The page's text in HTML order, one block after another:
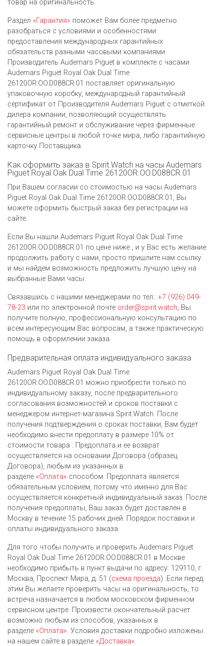
товар на оригинальность.
Раздел «Гарантия» поможет Вам более предметно
разобраться с условиями и особенностями
предоставления международных гарантийных
обязательств разными часовыми компаниями.
Производитель Audemars Piguet в комплекте с часами
Audemars Piguet Royal Oak Dual Time
26120OR.OO.D088CR.01 поставляет оригинальную
упаковочную коробку, международный гарантийный
сертификат от Производителя Audemars Piguet c отметкой
дилера компании, позволяющий осуществлять
гарантийный ремонт и обслуживание через фирменные
сервисные центры в любой точке мира, либо гарантийную
карточку Поставщика.
Как оформить заказ в Spirit.Watch на часы Audemars
Piguet Royal Oak Dual Time 26120OR.OO.D088CR.01
При Вашем согласии со стоимостью на часы Audemars
Piguet Royal Oak Dual Time 26120OR.OO.D088CR.01, Вы
можете оформить быстрый заказ без регистрации на
сайте.
Если Вы нашли Audemars Piguet Royal Oak Dual Time
26120OR.OO.D088CR.01 по цене ниже , и у Вас есть желание
продолжить работу с нами, просто пришлите нам ссылку
и мы найдем возможность предложить лучшую цену на
выбранные Вами часы.
Связавшись с нашими менеджерами по тел.: +7 (926) 049-
78-23 или по электронной почте order@spirit.watch, Вы
получите полную, профессиональную консультацию по
всем интересующим Вас вопросам, а также практическую
помощь в оформлении заказа.
Предварительная оплата индивидуального заказа
Audemars Piguet Royal Oak Dual Time
26120OR.OO.D088CR.01 можно приобрести только по
индивидуальному заказу, после предварительного
согласования возможностей и сроков поставки с
менеджером интернет-магазина Spirit.Watch. После
получения подтверждения о сроках поставки, Вам будет
необходимо внести предоплату в размере 10% от
стоимости товара . Предоплата и ее возврат
осуществляется на основании Договора (образец
Договора), любым из указанных в
разделе «Оплата» способом. Предоплата является
обязательным условием, потому что именно для Вас
осуществляется конкретный индивидуальный заказ. После
получения предоплаты, Ваш заказ будет доставлен в
Москву в течение 15 рабочих дней. Порядок поставки и
оплаты индивидуального заказа.
Для того чтобы получить и проверить Audemars Piguet
Royal Oak Dual Time 26120OR.OO.D088CR.01 в Москве
необходимо прибыть в пункт выдачи по адресу: 129110, г.
Москва, Проспект Мира, д. 51 (схема проезда). Если перед
этим Вы желаете проверить часы на оригинальность, то
встреча назначается в любом московском фирменном
сервисном центре. Произвести окончательный расчет
возможно любым из cпособов, указанных в
разделе «Оплата». Условия доставки подробно изложены
на нашем сайте в разделе «Доставка».